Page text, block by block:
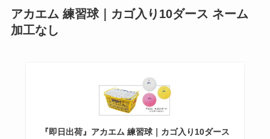
アカエム 練習球｜カゴ入り10ダース ネーム
加工なし
『即日出荷』アカエム 練習球｜カゴ入り10ダース